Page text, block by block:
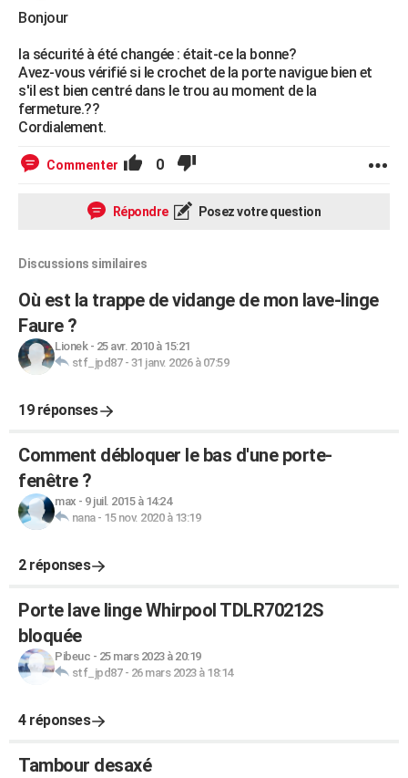
Bonjour
la sécurité à été changée : était-ce la bonne?
Avez-vous vérifié si le crochet de la porte navigue bien et
s'il est bien centré dans le trou au moment de la
fermeture.??
Cordialement.
Commenter 0
Répondre Posez votre question
Discussions similaires
Où est la trappe de vidange de mon lave-linge
Faure ?
Lionek- 25 avr. 2010 à 15:21
stf_jpd87- 31 janv. 2026 à 07:59
19 réponses
Comment débloquer le bas d'une porte-
fenêtre ?
max - 9 juil. 2015 à 14:24
nana- 15 nov. 2020 à 13:19
2 réponses
Porte lave linge Whirpool TDLR70212S
bloquée
Pibeuc - 25 mars 2023 à 20:19
stf_jpd87- 26 mars 2023 à 18:14
4 réponses
Tambour desaxé